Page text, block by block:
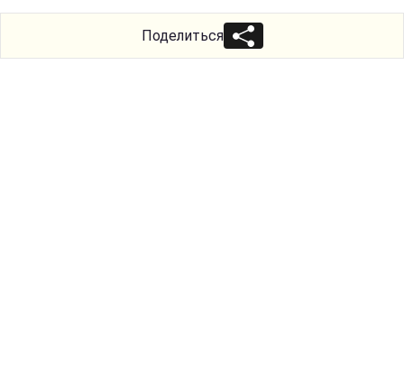
Поделиться